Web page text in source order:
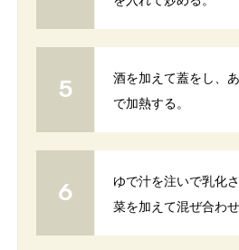
酒を加えて蓋をし、
で加熱する。
ゆで汁を注いで乳化
菜を加えて混ぜ合わせ